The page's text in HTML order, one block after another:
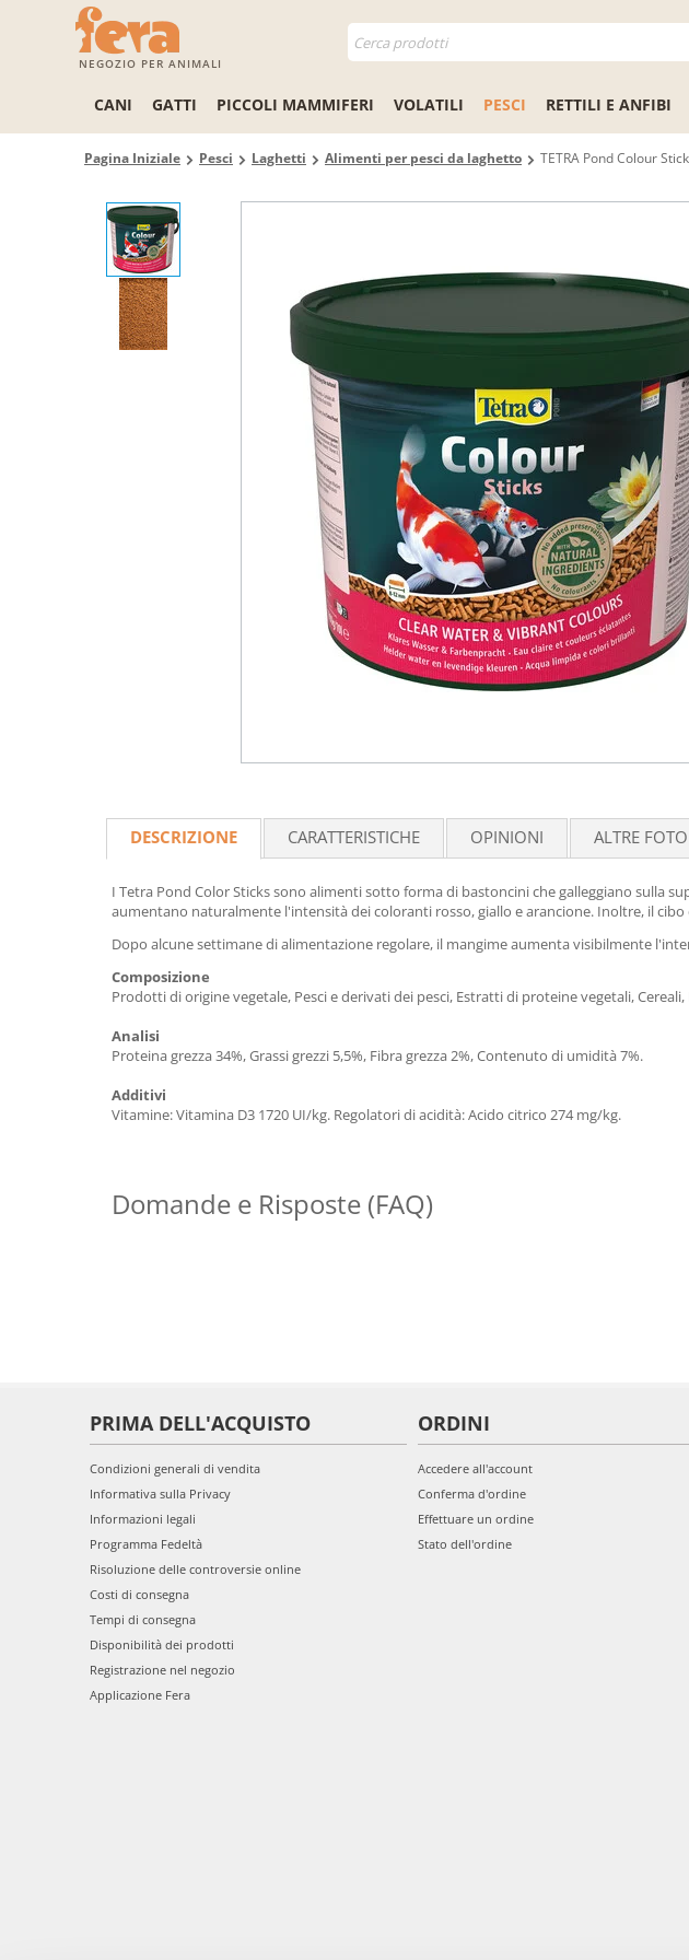
NEGOZIO PER ANIMALI
CANI GATTI PICCOLI MAMMIFERI VOLATILI PESCI RETTILI E ANFIBI
Pagina Iniziale Pesci Laghetti Alimenti per pesci da laghetto TETRA Pond Colour
DESCRIZIONE CARATTERISTICHE OPINIONI ALTRE FOTO
I Tetra Pond Color Sticks sono alimenti sotto forma di bastoncini che galleggiano sulla
aumentano naturalmente l'intensità dei coloranti rosso, giallo e arancione. Inoltre, il
Dopo alcune settimane di alimentazione regolare, il mangime aumenta visibilmente
Composizione
Prodotti di origine vegetale, Pesci e derivati ​​dei pesci, Estratti di proteine ​​vegetali,
Analisi
Proteina grezza 34%, Grassi grezzi 5,5%, Fibra grezza 2%, Contenuto di umidità 7%.
Additivi
Vitamine: Vitamina D3 1720 UI/kg. Regolatori di acidità: Acido citrico 274 mg/kg.
Domande e Risposte (FAQ)
PRIMA DELL'ACQUISTO
Condizioni generali di vendita
Informativa sulla Privacy
Informazioni legali
Programma Fedeltà
Risoluzione delle controversie online
Costi di consegna
Tempi di consegna
Disponibilità dei prodotti
Registrazione nel negozio
Applicazione Fera
ORDINI
Accedere all'account
Conferma d'ordine
Effettuare un ordine
Stato dell'ordine